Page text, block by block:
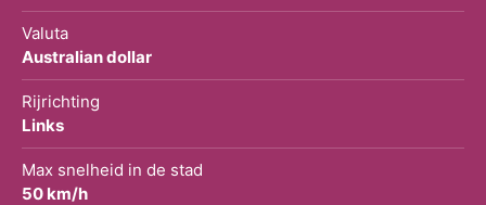
Valuta
Australian dollar
Rijrichting
Links
Max snelheid in de stad
50 km/h